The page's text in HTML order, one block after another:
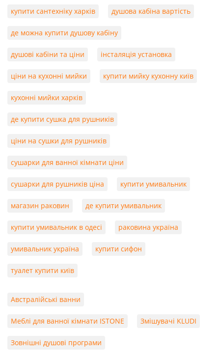
купити сантехніку харків душова кабіна вартість
де можна купити душову кабіну
душові кабіни та ціни інсталяція установка
ціни на кухонні мийки купити мийку кухонну київ
кухонні мийки харків
де купити сушка для рушників
ціни на сушки для рушників
сушарки для ванної кімнати ціни
сушарки для рушників ціна купити умивальник
магазин раковин де купити умивальник
купити умивальник в одесі раковина україна
умивальник україна купити сифон
туалет купити київ
Австралійські ванни
Меблі для ванної кімнати ISTONE Змішувачі KLUDI
Зовнішні душові програми